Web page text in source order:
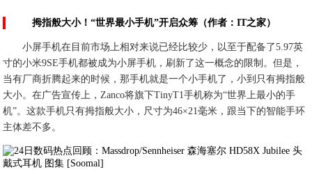
拇指般大小！“世界最小手机”开启众筹（作者：IT之家）
小屏手机在目前市场上相对来说已经比较少，以至于配备了5.97英
寸的小米9SE手机都被成为小屏手机，刷新了这一概念的限制。但是，
当有厂商折腾起来的时候，那手机就是一个小手机了，小到只有拇指般
大小。在广告宣传上，Zanco将旗下TinyT1手机称为“世界上最小的手
机”。这款手机只有拇指般大小，尺寸为46×21毫米，跟当下的智能手环
主体差不多。